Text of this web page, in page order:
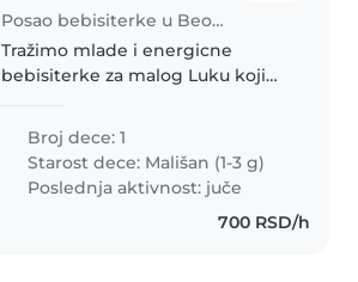
Posao bebisiterke u Beograd
Tražimo mlade i energicne
bebisiterke za malog Luku koji
ide u vrtic, ali posto je tek krenuo
cesto je bolesljiv,pa mora da
ostane kuci i po nedelju-dve..
Broj dece: 1
Starost dece: Mališan (1-3 g)
Poslednja aktivnost: juče
700 RSD/h